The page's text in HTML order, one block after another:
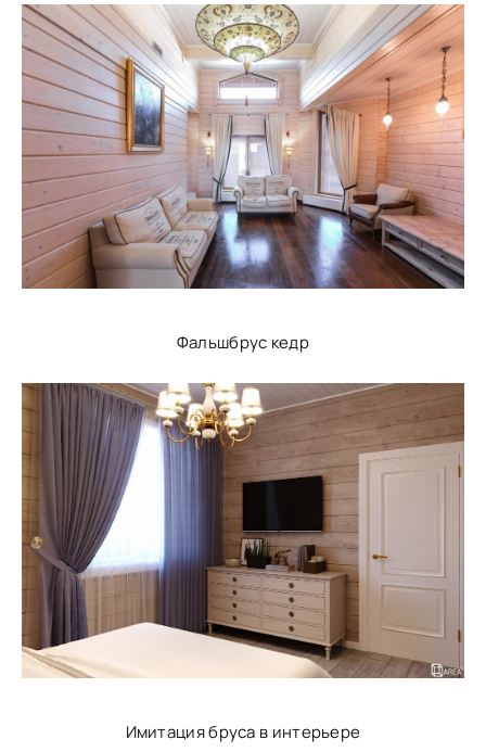
Фальшбрус кедр
Имитация бруса в интерьере